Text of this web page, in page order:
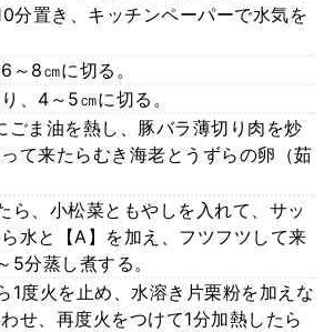
分置き、キッチンペーパーで水気を
～8㎝に切る。
、4～5㎝に切る。
ごま油を熱し、豚バラ薄切り肉を炒
て来たらむき海老とうずらの卵（茹
ら、小松菜ともやしを入れて、サッ
水と【A】を加え、フツフツして来
5分蒸し煮する。
1度火を止め、水溶き片栗粉を加えな
せ、再度火をつけて1分加熱したら